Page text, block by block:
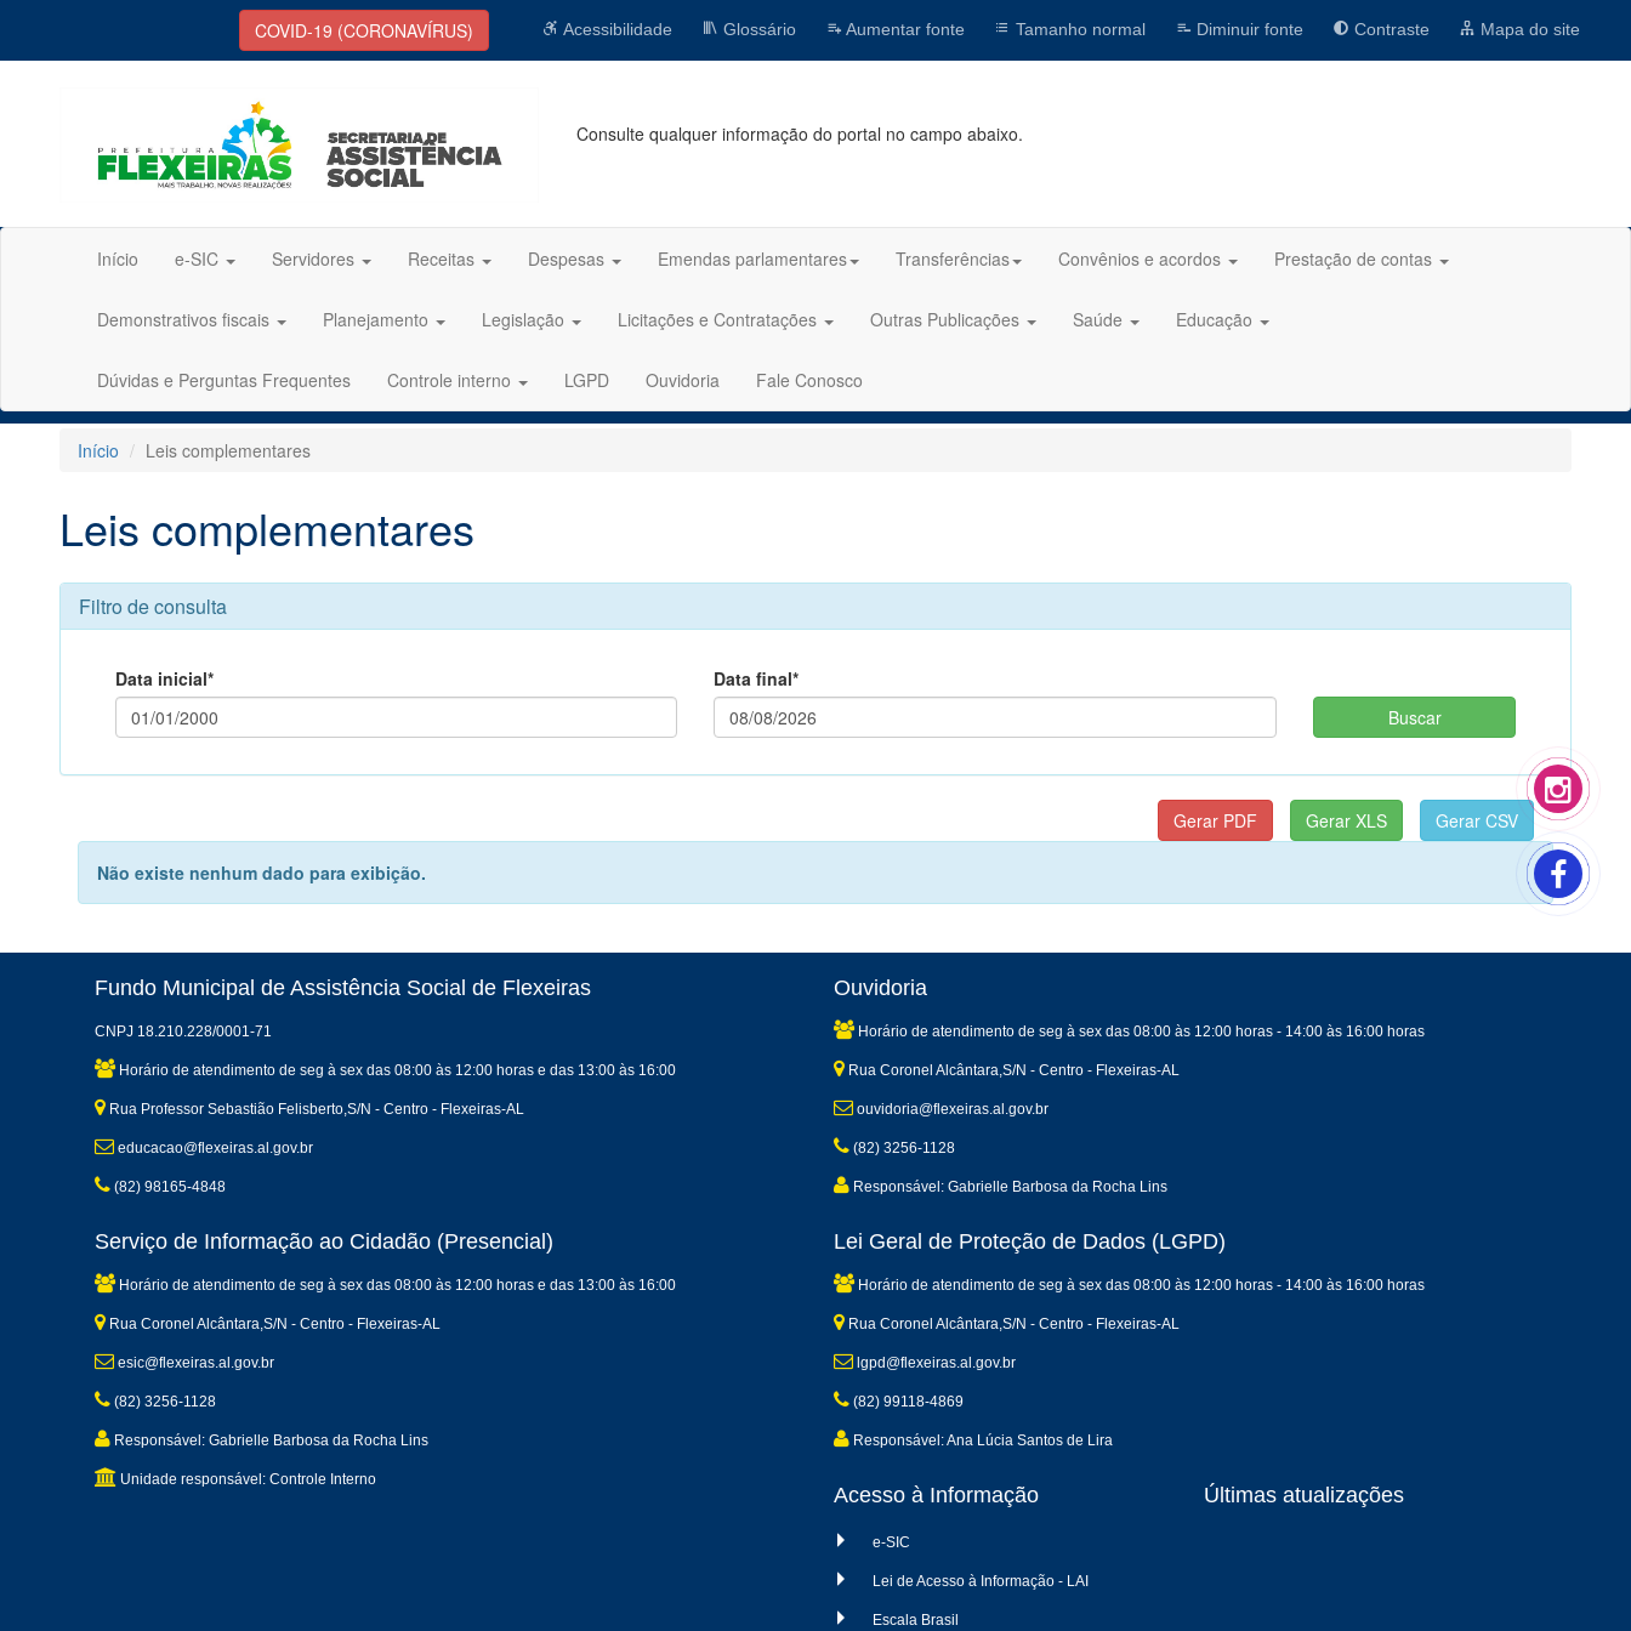
COVID-19 (CORONAVÍRUS) Acessibilidade Glossário Aumentar fonte Tamanho normal Diminuir fonte Contraste Mapa do site
Consulte qualquer informação do portal no campo abaixo.
Início e-SIC Servidores Receitas Despesas Emendas parlamentares Transferências Convênios e acordos Prestação de contas
Demonstrativos fiscais Planejamento Legislação Licitações e Contratações Outras Publicações Saúde Educação
Dúvidas e Perguntas Frequentes Controle interno LGPD Ouvidoria Fale Conosco
Início Leis complementares
Leis complementares
Filtro de consulta
Data inicial* Data final*
Não existe nenhum dado para exibição.
Fundo Municipal de Assistência Social de Flexeiras
CNPJ 18.210.228/0001-71
Horário de atendimento de seg à sex das 08:00 às 12:00 horas e das 13:00 às 16:00
Rua Professor Sebastião Felisberto,S/N - Centro - Flexeiras-AL
educacao@flexeiras.al.gov.br
(82) 98165-4848
Ouvidoria
Horário de atendimento de seg à sex das 08:00 às 12:00 horas - 14:00 às 16:00 horas
Rua Coronel Alcântara,S/N - Centro - Flexeiras-AL
ouvidoria@flexeiras.al.gov.br
(82) 3256-1128
Responsável: Gabrielle Barbosa da Rocha Lins
Serviço de Informação ao Cidadão (Presencial)
Horário de atendimento de seg à sex das 08:00 às 12:00 horas e das 13:00 às 16:00
Rua Coronel Alcântara,S/N - Centro - Flexeiras-AL
esic@flexeiras.al.gov.br
(82) 3256-1128
Responsável: Gabrielle Barbosa da Rocha Lins
Unidade responsável: Controle Interno
Lei Geral de Proteção de Dados (LGPD)
Horário de atendimento de seg à sex das 08:00 às 12:00 horas - 14:00 às 16:00 horas
Rua Coronel Alcântara,S/N - Centro - Flexeiras-AL
lgpd@flexeiras.al.gov.br
(82) 99118-4869
Responsável: Ana Lúcia Santos de Lira
Acesso à Informação
e-SIC
Lei de Acesso à Informação - LAI
Escala Brasil
Últimas atualizações